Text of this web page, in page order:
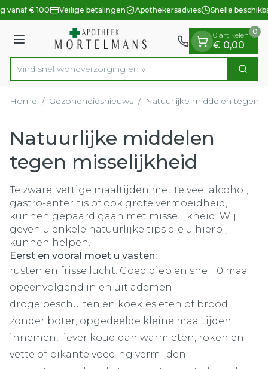
Ga naar de inhoud
1 van 1
vanaf € 100 Veilige betalingen Apothekersadvies Snelle
Menu
Product, merk, categorie...
Vind snel wondverzorging Zoek
0 artikelen
€ 0,00
0
Home / Gezondheidsnieuws / Natuurlijke middelen tegen
Natuurlijke middelen
tegen misselijkheid
Te zware, vettige maaltijden met te veel alcohol,
gastro-enteritis of ook grote vermoeidheid,
kunnen gepaard gaan met misselijkheid. Wij
geven u enkele natuurlijke tips die u hierbij
kunnen helpen.
Eerst en vooral moet u vasten:
rusten en frisse lucht. Goed diep en snel 10 maal
opeenvolgend in en uit ademen.
droge beschuiten en koekjes eten of brood
zonder boter, opgedeelde kleine maaltijden
innemen, liever koud dan warm eten, roken en
vette of pikante voeding vermijden.